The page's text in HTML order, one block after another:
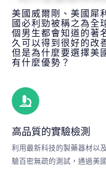
美國威爾剛、美國犀
國必利勁被稱之為全
個男生都會知道的著
久可以得到很好的改
但是為什麼要選擇美
有什麼優勢？
高品質的實驗檢測
利用最新科技的製藥器材以
驗百密無疏的測試，通過美